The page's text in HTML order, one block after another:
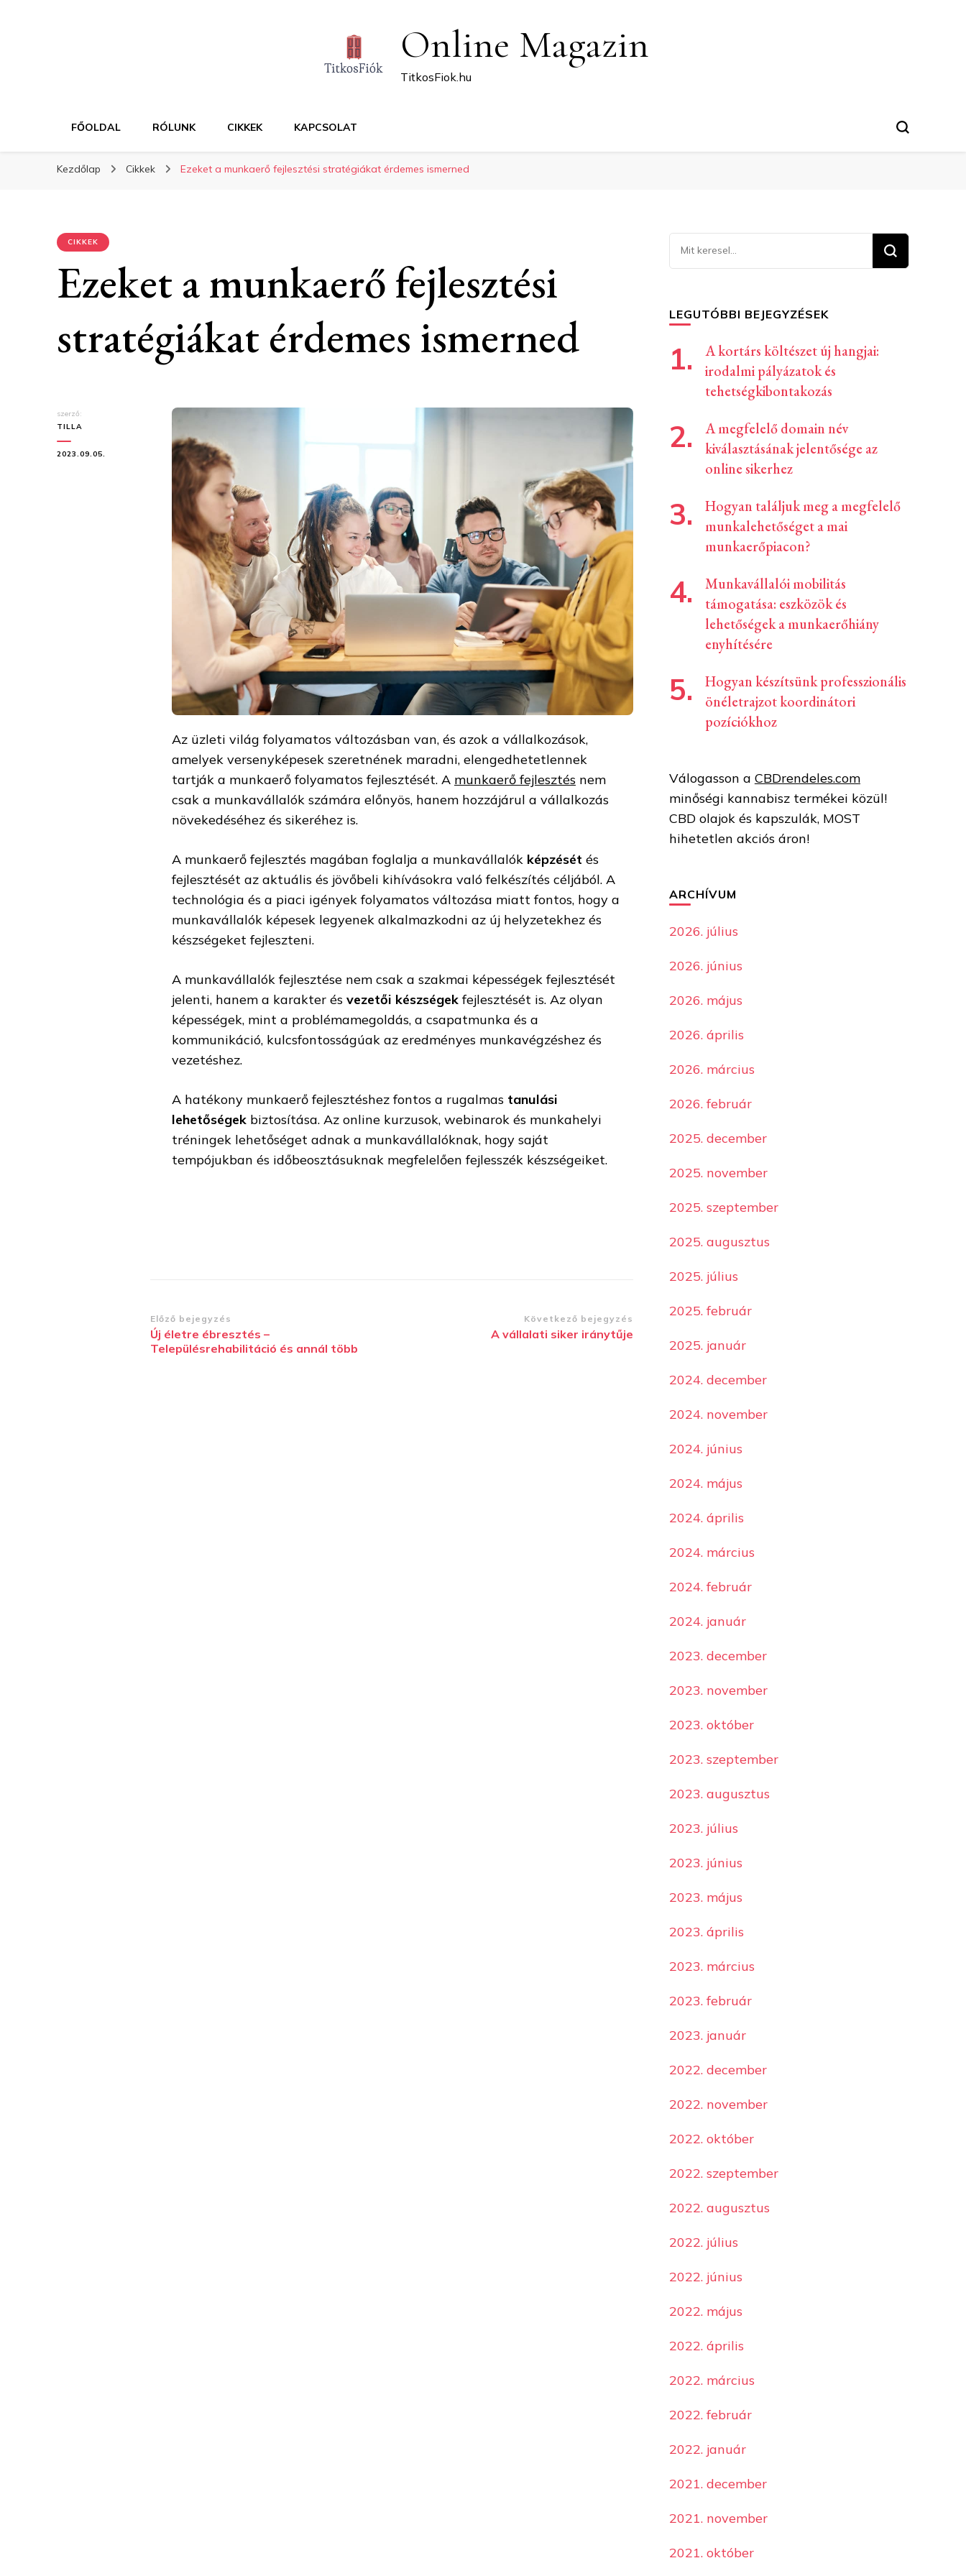
Online Magazin
TitkosFiok.hu
FŐOLDAL RÓLUNK CIKKEK KAPCSOLAT
Kezdőlap Cikkek Ezeket a munkaerő fejlesztési stratégiákat érdemes ismerned
CIKKEK
Ezeket a munkaerő fejlesztési
stratégiákat érdemes ismerned
szerző:
TILLA
2023.09.05.
Az üzleti világ folyamatos változásban van, és azok a vállalkozások,
amelyek versenyképesek szeretnének maradni, elengedhetetlennek
tartják a munkaerő folyamatos fejlesztését. A munkaerő fejlesztés nem
csak a munkavállalók számára előnyös, hanem hozzájárul a vállalkozás
növekedéséhez és sikeréhez is.
A munkaerő fejlesztés magában foglalja a munkavállalók képzését és
fejlesztését az aktuális és jövőbeli kihívásokra való felkészítés céljából. A
technológia és a piaci igények folyamatos változása miatt fontos, hogy a
munkavállalók képesek legyenek alkalmazkodni az új helyzetekhez és
készségeket fejleszteni.
A munkavállalók fejlesztése nem csak a szakmai képességek fejlesztését
jelenti, hanem a karakter és vezetői készségekfejlesztését is. Az olyan
képességek, mint a problémamegoldás, a csapatmunka és a
kommunikáció, kulcsfontosságúak az eredményes munkavégzéshez és
vezetéshez.
A hatékony munkaerő fejlesztéshez fontos a rugalmas tanulási
lehetőségek biztosítása. Az online kurzusok, webinarok és munkahelyi
tréningek lehetőséget adnak a munkavállalóknak, hogy saját
tempójukban és időbeosztásuknak megfelelően fejlesszék készségeiket.
Bejegyzések
navigációja
Előző bejegyzés
Új életre ébresztés –
Településrehabilitáció és annál több
Következő bejegyzés
A vállalati siker iránytűje
Keresel
valamit?
LEGUTÓBBI BEJEGYZÉSEK
A kortárs költészet új hangjai:
irodalmi pályázatok és
tehetségkibontakozás
A megfelelő domain név
kiválasztásának jelentősége az
online sikerhez
Hogyan találjuk meg a megfelelő
munkalehetőséget a mai
munkaerőpiacon?
Munkavállalói mobilitás
támogatása: eszközök és
lehetőségek a munkaerőhiány
enyhítésére
Hogyan készítsünk professzionális
önéletrajzot koordinátori
pozíciókhoz
Válogasson a CBDrendeles.com
minőségi kannabisz termékei közül!
CBD olajok és kapszulák, MOST
hihetetlen akciós áron!
ARCHÍVUM
2026. július
2026. június
2026. május
2026. április
2026. március
2026. február
2025. december
2025. november
2025. szeptember
2025. augusztus
2025. július
2025. február
2025. január
2024. december
2024. november
2024. június
2024. május
2024. április
2024. március
2024. február
2024. január
2023. december
2023. november
2023. október
2023. szeptember
2023. augusztus
2023. július
2023. június
2023. május
2023. április
2023. március
2023. február
2023. január
2022. december
2022. november
2022. október
2022. szeptember
2022. augusztus
2022. július
2022. június
2022. május
2022. április
2022. március
2022. február
2022. január
2021. december
2021. november
2021. október